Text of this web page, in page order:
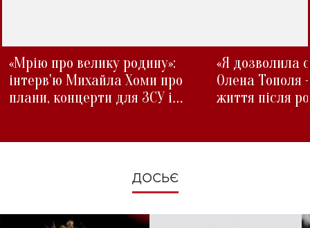
«Мрію про велику родину»:
інтерв'ю Михайла Хоми про
плани, концерти для ЗСУ і
«Я дозволила
Олена Тополя
життя після
ДОСЬЄ